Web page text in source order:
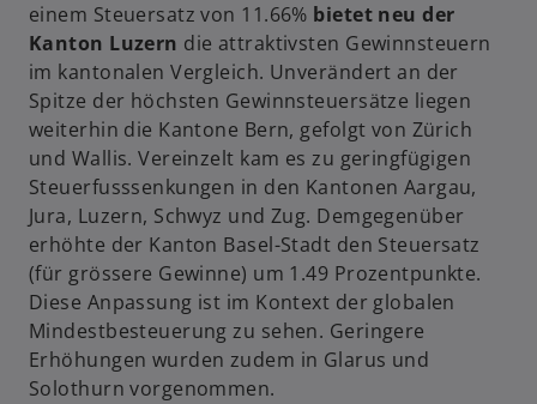
einem Steuersatz von 11.66% bietet neu der
Kanton Luzern die attraktivsten Gewinnsteuern
im kantonalen Vergleich. Unverändert an der
Spitze der höchsten Gewinnsteuersätze liegen
weiterhin die Kantone Bern, gefolgt von Zürich
und Wallis. Vereinzelt kam es zu geringfügigen
Steuerfusssenkungen in den Kantonen Aargau,
Jura, Luzern, Schwyz und Zug. Demgegenüber
erhöhte der Kanton Basel-Stadt den Steuersatz
(für grössere Gewinne) um 1.49 Prozentpunkte.
Diese Anpassung ist im Kontext der globalen
Mindestbesteuerung zu sehen. Geringere
Erhöhungen wurden zudem in Glarus und
Solothurn vorgenommen.